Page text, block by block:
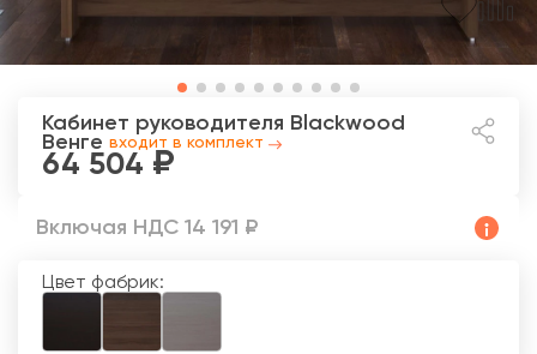
Кабинет руководителя Blackwood
Венге входит в комплект
64 504
Включая НДС 14 191 ₽
Цвет фабрик: